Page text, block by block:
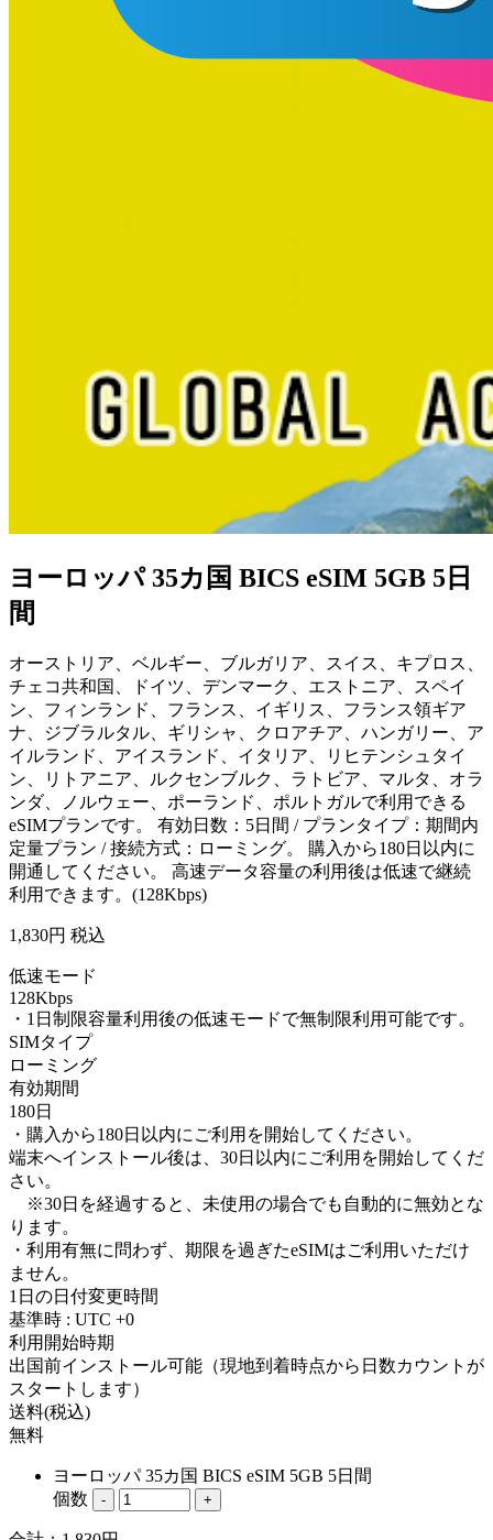
ヨーロッパ 35カ国 BICS eSIM 5GB 5日
間
オーストリア、ベルギー、ブルガリア、スイス、キプロス、
チェコ共和国、ドイツ、デンマーク、エストニア、スペイ
ン、フィンランド、フランス、イギリス、フランス領ギア
ナ、ジブラルタル、ギリシャ、クロアチア、ハンガリー、ア
イルランド、アイスランド、イタリア、リヒテンシュタイ
ン、リトアニア、ルクセンブルク、ラトビア、マルタ、オラ
ンダ、ノルウェー、ポーランド、ポルトガルで利用できる
eSIMプランです。 有効日数：5日間 / プランタイプ：期間内
定量プラン / 接続方式：ローミング。 購入から180日以内に
開通してください。 高速データ容量の利用後は低速で継続
利用できます。(128Kbps)
1,830円 税込
低速モード
128Kbps
・1日制限容量利用後の低速モードで無制限利用可能です。
SIMタイプ
ローミング
有効期間
180日
・購入から180日以内にご利用を開始してください。
端末へインストール後は、30日以内にご利用を開始してくだ
さい。
※30日を経過すると、未使用の場合でも自動的に無効とな
ります。
・利用有無に問わず、期限を過ぎたeSIMはご利用いただけ
ません。
1日の日付変更時間
基準時 : UTC +0
利用開始時期
出国前インストール可能（現地到着時点から日数カウントが
スタートします）
送料(税込)
無料
ヨーロッパ 35カ国 BICS eSIM 5GB 5日間
個数
- +